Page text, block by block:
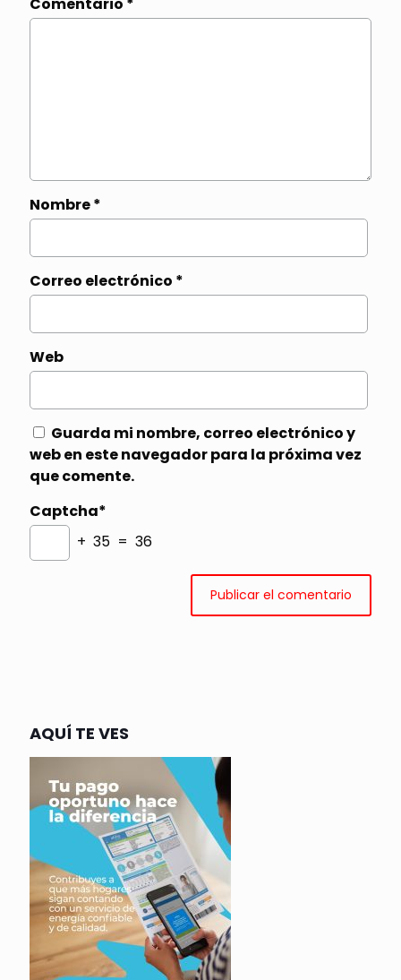
Nombre*
Correo electrónico *
Web
Guarda mi nombre, correo electrónico y
web en este navegador para la próxima vez
que comente.
Captcha*
+ 35 = 36
AQUÍ TE VES